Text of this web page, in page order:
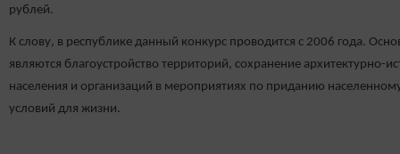
рублей.
К слову, в республике данный конкурс проводится с 2006 года.
являются благоустройство территорий, сохранение архитектурно-
населения и организаций в мероприятиях по приданию
условий для жизни.